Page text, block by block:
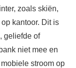
zoals skiën,
kantoor. Dit is
geliefde of
niet mee en
stroom op